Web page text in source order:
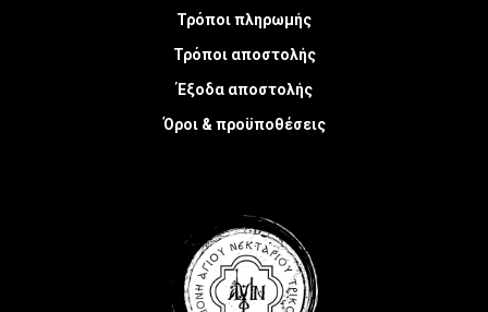
Τρόποι πληρωμής
Τρόποι αποστολής
Έξοδα αποστολής
Όροι & προϋποθέσεις